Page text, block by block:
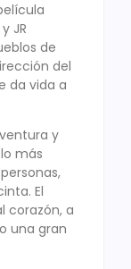
JR
de
del
da vida a
y
más
El
corazón, a
una gran